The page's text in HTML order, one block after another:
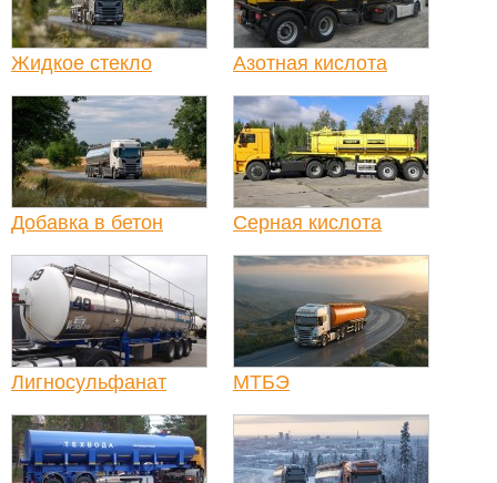
Жидкое стекло Азотная кислота
Добавка в бетон Серная кислота
Лигносульфанат МТБЭ